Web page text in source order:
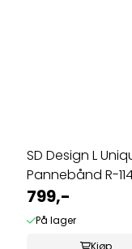
SD Design L
Pannebånd R-
799,-
På lager
Kjøp